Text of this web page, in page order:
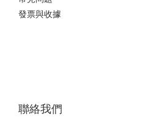
發票與收據
聯絡我們